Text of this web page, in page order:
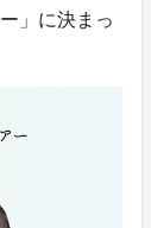
」に決まっ